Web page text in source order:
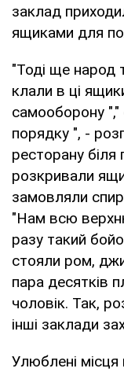
заклад
ящиками для
"Тоді ще народ
клали в ці
самооборону
порядку ", -
ресторану
розкривали
замовляли
"Нам всю
разу такий
стояли ром,
пара десятків
чоловік. Так,
інші заклади
Улюблені місця